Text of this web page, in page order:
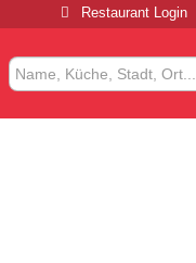
Restaurant Login